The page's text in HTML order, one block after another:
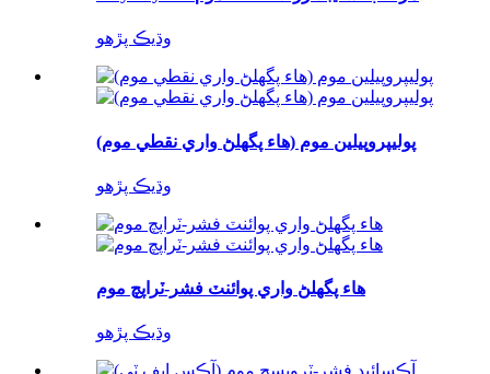
وڌيڪ پڙهو
پوليپروپيلين موم (هاء پگھلڻ واري نقطي موم)
وڌيڪ پڙهو
هاء پگھلڻ واري پوائنٽ فشر-ٽراپچ موم
وڌيڪ پڙهو